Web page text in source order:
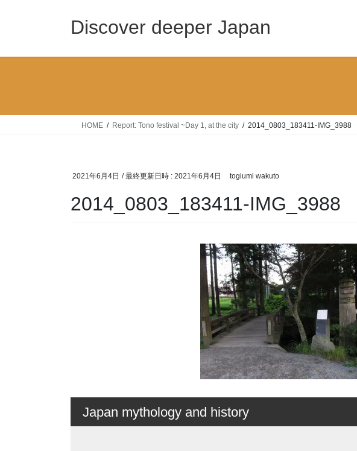
Discover deeper Japan
HOME Report: Tono festival ~Day 1, at the city 2014_0803_183411-IMG_3988
2021年6月4日 / 最終更新日時 : 2021年6月4日 togiumi wakuto
2014_0803_183411-IMG_3988
Japan mythology and history